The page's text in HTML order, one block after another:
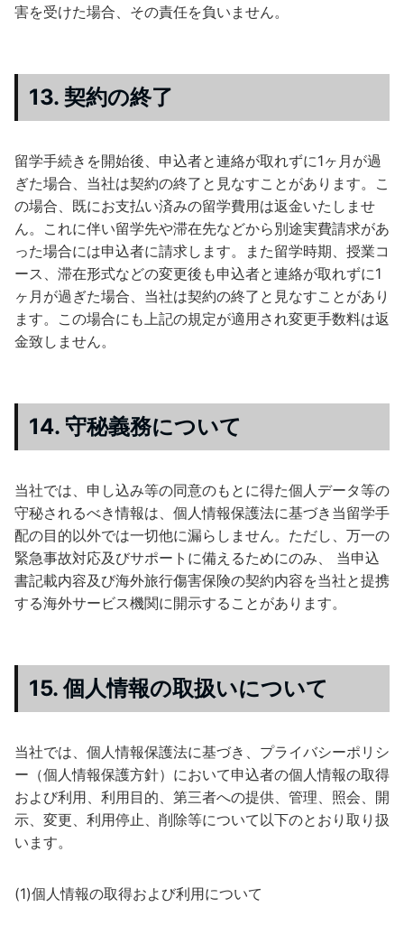
害を受けた場合、その責任を負いません。
13. 契約の終了
留学手続きを開始後、申込者と連絡が取れずに1ヶ月が過
ぎた場合、当社は契約の終了と見なすことがあります。こ
の場合、既にお支払い済みの留学費用は返金いたしませ
ん。これに伴い留学先や滞在先などから別途実費請求があ
った場合には申込者に請求します。また留学時期、授業コ
ース、滞在形式などの変更後も申込者と連絡が取れずに1
ヶ月が過ぎた場合、当社は契約の終了と見なすことがあり
ます。この場合にも上記の規定が適用され変更手数料は返
金致しません。
14. 守秘義務について
当社では、申し込み等の同意のもとに得た個人データ等の
守秘されるべき情報は、個人情報保護法に基づき当留学手
配の目的以外では一切他に漏らしません。ただし、万一の
緊急事故対応及びサポートに備えるためにのみ、 当申込
書記載内容及び海外旅行傷害保険の契約内容を当社と提携
する海外サービス機関に開示することがあります。
15. 個人情報の取扱いについて
当社では、個人情報保護法に基づき、プライバシーポリシ
ー（個人情報保護方針）において申込者の個人情報の取得
および利用、利用目的、第三者への提供、管理、照会、開
示、変更、利用停止、削除等について以下のとおり取り扱
います。
(1)個人情報の取得および利用について